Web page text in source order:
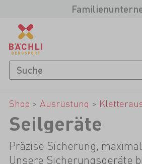
Shop > Ausrüstung >
Seilgeräte
Präzise Sicherung,
Unsere Sicherungsgeräte